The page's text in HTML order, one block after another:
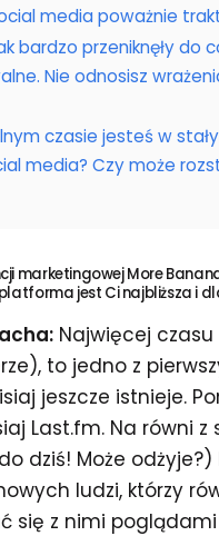
media poważnie
bardzo przeniknęły do
Nie odnosisz
czasie jesteś w
media? Czy może
marketingowej More
jest Ci najbliższa i
Najwięcej
to jedno z
jeszcze istnieje.
Last.fm. Na równi
dziś! Może
ludzi, którzy
się z nimi